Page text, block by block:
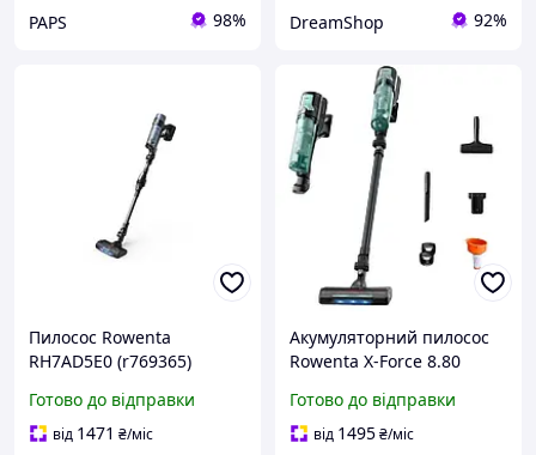
PAPS 98% DreamShop 92%
Пилосос Rowenta
RH7AD5E0 (r769365)
Готово до відправки
від 1471 ₴/міс
Акумуляторний пилосос
Rowenta X-Force 8.80
Готово до відправки
від 1495₴/міс